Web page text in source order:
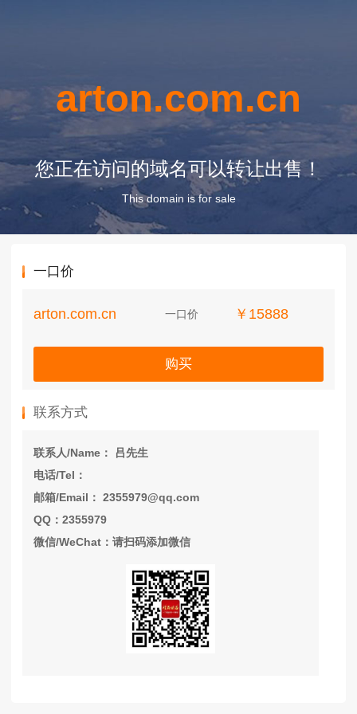
arton.com.cn
您正在访问的域名可以转让出售！
This domain is for sale
一口价
arton.com.cn 一口价 ￥15888
购买
联系方式
联系人/Name： 吕先生
电话/Tel：
邮箱/Email： 2355979@qq.com
QQ：2355979
微信/WeChat：请扫码添加微信